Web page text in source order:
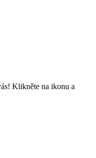
Klikněte na ikonu a